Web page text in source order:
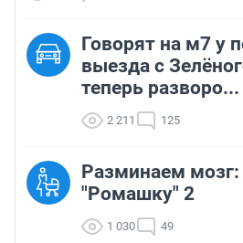
Говорят на м7 у
выезда с
теперь разворо...
2 211 125
Разминаем мозг:
"Ромашку" 2
1 030 49